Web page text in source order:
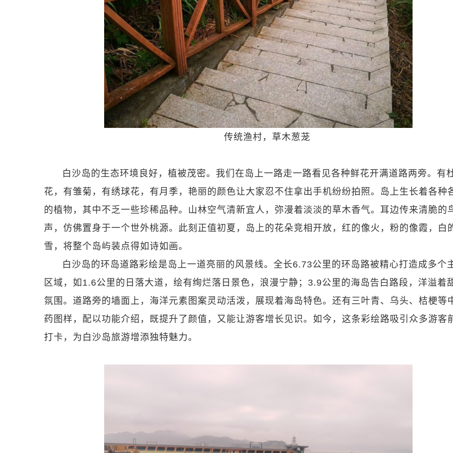
传统渔村，草木葱茏
白沙岛的生态环境良好，植被茂密。我们在岛上一路走一路看见各种鲜花开满道路两旁。有
花，有雏菊，有绣球花，有月季，艳丽的颜色让大家忍不住拿出手机纷纷拍照。岛上生长着各种
的植物，其中不乏一些珍稀品种。山林空气清新宜人，弥漫着淡淡的草木香气。耳边传来清脆的
声，仿佛置身于一个世外桃源。此刻正值初夏，岛上的花朵竞相开放，红的像火，粉的像霞，白
雪，将整个岛屿装点得如诗如画。
白沙岛的环岛道路彩绘是岛上一道亮丽的风景线。全长6.73公里的环岛路被精心打造成多个
区域，如1.6公里的日落大道，绘有绚烂落日景色，浪漫宁静；3.9公里的海岛告白路段，洋溢着
氛围。道路旁的墙面上，海洋元素图案灵动活泼，展现着海岛特色。还有三叶青、乌头、桔梗等
药图样，配以功能介绍，既提升了颜值，又能让游客增长见识。如今，这条彩绘路吸引众多游客
打卡，为白沙岛旅游增添独特魅力。